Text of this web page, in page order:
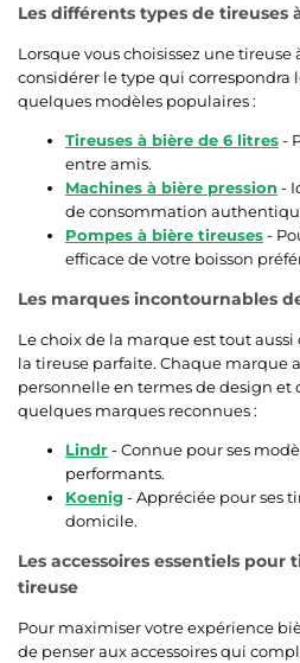
Les différents types de tireuses
Lorsque vous choisissez une tireuse
considérer le type qui correspondra
quelques modèles populaires :
Tireuses à bière de 6 litres-
entre amis.
Machines à bière pression -
de consommation
Pompes à bière tireuses-
efficace de votre boisson
Les marques incontournables
Le choix de la marque est tout
la tireuse parfaite. Chaque marque
personnelle en termes de design et
quelques marques reconnues :
Lindr- Connue pour ses
performants.
Koenig- Appréciée pour ses
domicile.
Les accessoires essentiels
tireuse
Pour maximiser votre expérience
de penser aux accessoires qui